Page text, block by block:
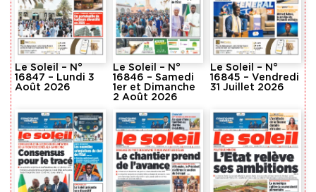
Le Soleil – N°
16847 – Lundi 3
Août 2026
Le Soleil – N°
16846 – Samedi
1er et Dimanche
2 Août 2026
Le Soleil – N°
16845 – Vendredi
31 Juillet 2026